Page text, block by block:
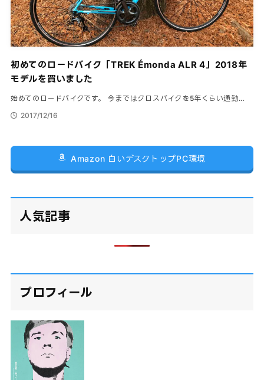
初めてのロードバイク「TREK Émonda ALR 4」2018年
モデルを買いました
始めてのロードバイクです。 今まではクロスバイクを5年くらい通勤…
2017/12/16
Amazon 白いデスクトップPC環境
人気記事
プロフィール